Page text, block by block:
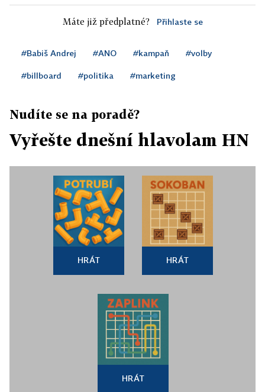
Máte již předplatné? Přihlaste se
#Babiš Andrej #ANO #kampaň #volby
#billboard #politika #marketing
Nudíte se na poradě?
Vyřešte dnešní hlavolam HN
HRÁT HRÁT
HRÁT